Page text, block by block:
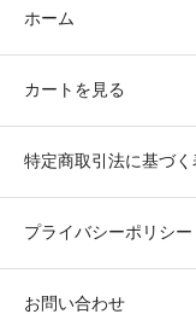
ホーム
カートを見る
特定商取引法に基づく
プライバシーポリシー
お問い合わせ